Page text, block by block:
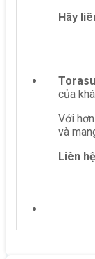
Hãy
của
Với
và
Liên hệ